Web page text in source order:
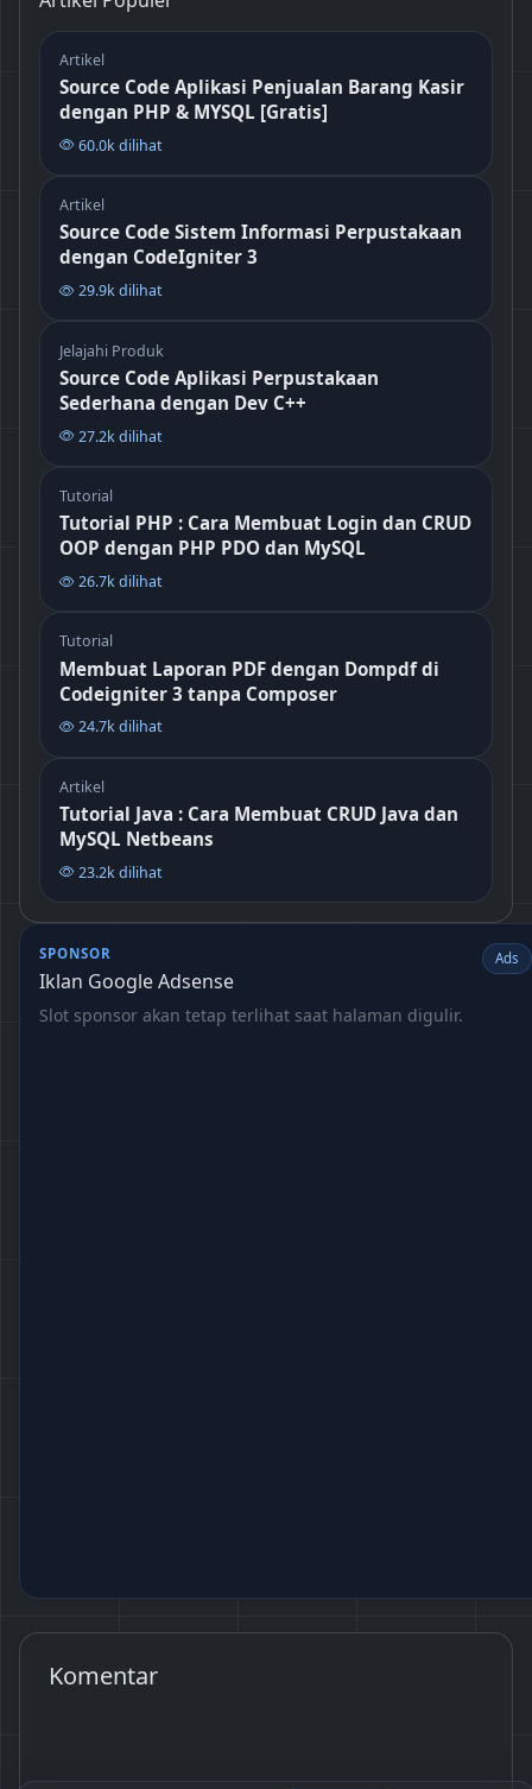
Artikel
Source Code Aplikasi Penjualan Barang Kasir
dengan PHP & MYSQL [Gratis]
60.0k dilihat
Artikel
Source Code Sistem Informasi Perpustakaan
dengan CodeIgniter 3
29.9k dilihat
Jelajahi Produk
Source Code Aplikasi Perpustakaan
Sederhana dengan Dev C++
27.2k dilihat
Tutorial
Tutorial PHP : Cara Membuat Login dan CRUD
OOP dengan PHP PDO dan MySQL
26.7k dilihat
Tutorial
Membuat Laporan PDF dengan Dompdf di
Codeigniter 3 tanpa Composer
24.7k dilihat
Artikel
Tutorial Java : Cara Membuat CRUD Java dan
MySQL Netbeans
23.2k dilihat
SPONSOR
Iklan Google Adsense
Ads
Slot sponsor akan tetap terlihat saat halaman digulir.
Komentar